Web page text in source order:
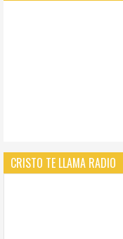
CRISTO TE LLAMA RADIO